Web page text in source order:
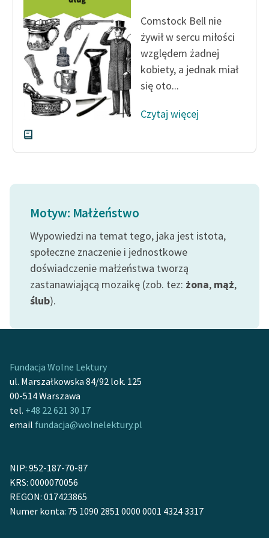
feministycznej
Ręce pełne poezji
Kolekcje edukacyjne
twórców przechodzących
do domeny publicznej,
lektur szkolnych oraz
Starego Testamentu
Odkurzamy bohaterów
O nas
Kontakt
O projekcie
Zasady wykorzystania
Logotypy
Materiały promocyjne
Polityka prywatności
Regulamin biblioteki
sprawozdania finansowe
Regulamin darowizn
Comstock Bell nie
żywił w sercu miłości
względem żadnej
kobiety, a jednak miał
się oto...
Czytaj więcej
Motyw: Małżeństwo
Wypowiedzi na temat tego, jaka jest istota,
społeczne znaczenie i jednostkowe
doświadczenie małżeństwa tworzą
zastanawiającą mozaikę (zob. tez: żona, mąż,
ślub).
Fundacja Wolne Lektury
ul. Marszałkowska 84/92 lok. 125
00-514 Warszawa
tel. +48 22 621 30 17
email fundacja@wolnelektury.pl
NIP: 952-187-70-87
KRS: 0000070056
REGON: 017423865
Numer konta: 75 1090 2851 0000 0001 4324 3317